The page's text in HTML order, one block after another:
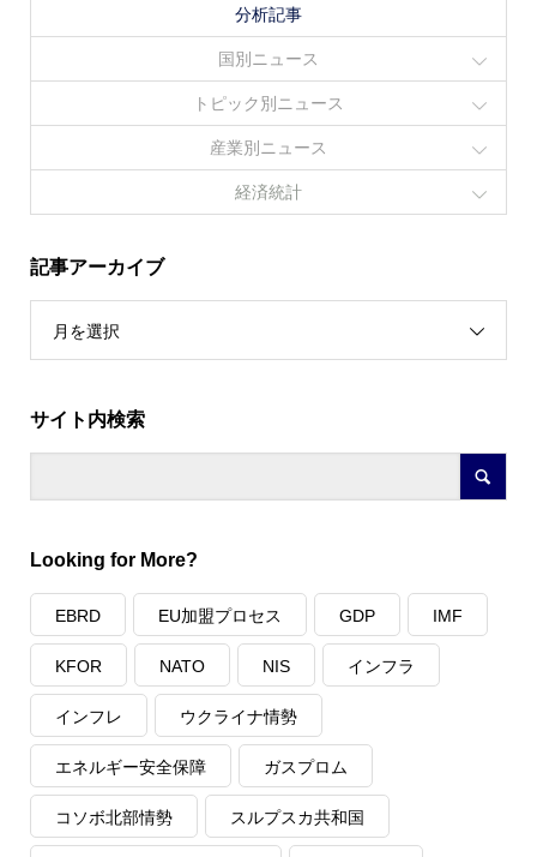
分析記事
国別ニュース
トピック別ニュース
産業別ニュース
経済統計
記事アーカイブ
月を選択
サイト内検索
Looking for More?
EBRD EU加盟プロセス GDP IMF
KFOR NATO NIS インフラ
インフレ ウクライナ情勢
エネルギー安全保障 ガスプロム
コソボ北部情勢 スルプスカ共和国